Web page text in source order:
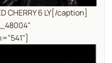
CHERRY 6 LY[/caption]